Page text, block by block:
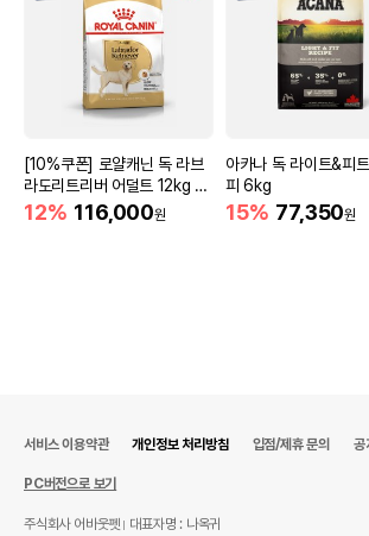
[10%쿠폰] 로얄캐닌 독 라브
라도리트리버 어덜트 12kg 관
절건강
12% 116,000원
아카나 독 라이트&피
피 6kg
15% 77,350원
서비스 이용약관 개인정보 처리방침 입점/제휴 문의 공
PC버전으로 보기
주식회사 어바웃펫 대표자명 : 나옥귀